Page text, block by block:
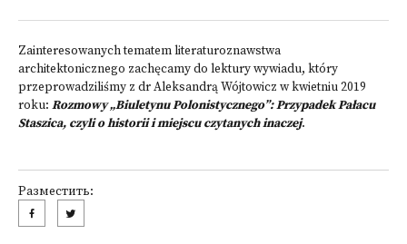
Zainteresowanych tematem literaturoznawstwa
architektonicznego zachęcamy do lektury wywiadu, który
przeprowadziliśmy z dr Aleksandrą Wójtowicz w kwietniu 2019
roku: Rozmowy „Biuletynu Polonistycznego”: Przypadek Pałacu
Staszica, czyli o historii i miejscu czytanych inaczej.
Разместить: